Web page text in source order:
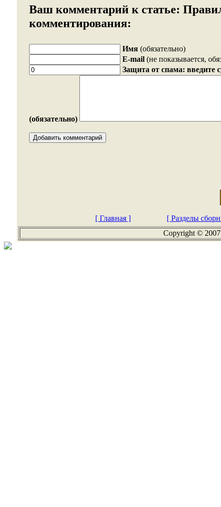
Ваш комментарий к статье:
комментирования:
Имя (обязательно)
E-mail (не показывается,
Защита от спама: введите
(обязательно)
[ Главная ]
[ Разделы
Copyright ©